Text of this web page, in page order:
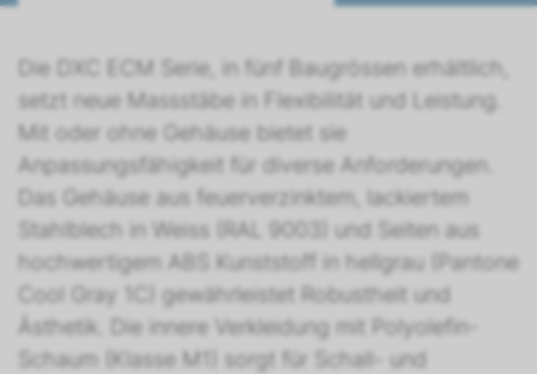
Die DXC ECM Serie, in fünf Baugrössen erhältlich,
setzt neue Massstäbe in Flexibilität und Leistung.
Mit oder ohne Gehäuse bietet sie
Anpassungsfähigkeit für diverse Anforderungen.
Das Gehäuse aus feuerverzinktem, lackiertem
Stahlblech in Weiss (RAL 9003) und Seiten aus
hochwertigem ABS Kunststoff in hellgrau (Pantone
Cool Gray 1C) gewährleistet Robustheit und
Ästhetik. Die innere Verkleidung mit Polyolefin-
Schaum (Klasse M1) sorgt für Schall- und